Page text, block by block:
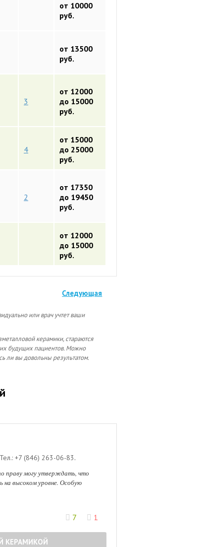
от 10000
руб.
от 13500
руб.
3
от 12000
до 15000
руб.
4
от 15000
до 25000
руб.
2
от 17350
до 19450
руб.
от 12000
до 15000
руб.
Следующая
или врач учтет ваши
керамики, стараются
будущих пациентов. Можно
ли вы довольны результатом.
Тел.: +7 (846) 263-06-83.
праву могу утверждать, что
на высоком уровне. Особую
7 1
КЕРАМИКОЙ